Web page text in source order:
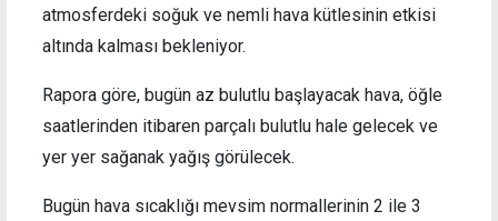
atmosferdeki soğuk ve nemli hava kütlesinin etkisi
altında kalması bekleniyor.
Rapora göre, bugün az bulutlu başlayacak hava, öğle
saatlerinden itibaren parçalı bulutlu hale gelecek ve
yer yer sağanak yağış görülecek.
Bugün hava sıcaklığı mevsim normallerinin 2 ile 3